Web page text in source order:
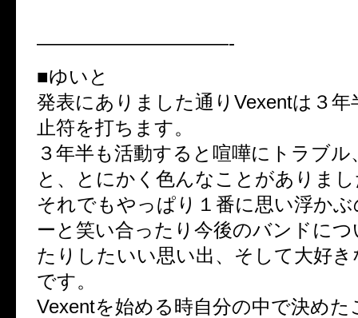
——————————-
■ゆいと
発表にありました通りVexentは３年
止符を打ちます。
３年半も活動すると喧嘩にトラブ
と、とにかく色んなことがありま
それでもやっぱり１番に思い浮か
ーと笑い合ったり今後のバンドに
たりしたいい思い出、そして大好
です。
Vexentを始める時自分の中で決め